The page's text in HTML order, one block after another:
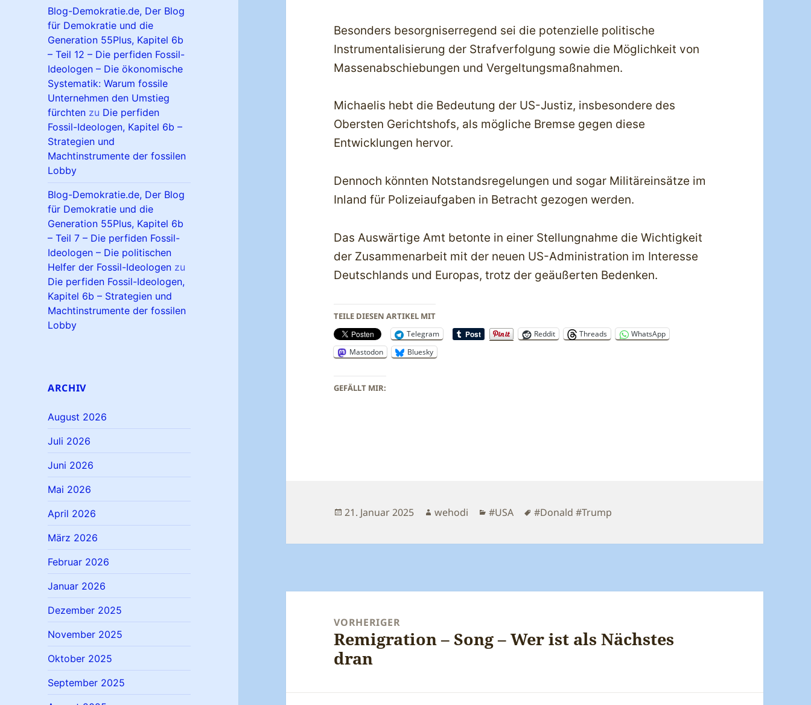
Blog-Demokratie.de, Der Blog
für Demokratie und die
Generation 55Plus, Kapitel 6b
– Teil 12 – Die perfiden Fossil-
Ideologen – Die ökonomische
Systematik: Warum fossile
Unternehmen den Umstieg
fürchten zu Die perfiden
Fossil-Ideologen, Kapitel 6b –
Strategien und
Machtinstrumente der fossilen
Lobby
Blog-Demokratie.de, Der Blog
für Demokratie und die
Generation 55Plus, Kapitel 6b
– Teil 7 – Die perfiden Fossil-
Ideologen – Die politischen
Helfer der Fossil-Ideologen zu
Die perfiden Fossil-Ideologen,
Kapitel 6b – Strategien und
Machtinstrumente der fossilen
Lobby
ARCHIV
August 2026
Juli 2026
Juni 2026
Mai 2026
April 2026
März 2026
Februar 2026
Januar 2026
Dezember 2025
November 2025
Oktober 2025
September 2025
Besonders besorgniserregend sei die potenzielle politische
Instrumentalisierung der Strafverfolgung sowie die Möglichkeit von
Massenabschiebungen und Vergeltungsmaßnahmen.
Michaelis hebt die Bedeutung der US-Justiz, insbesondere des
Obersten Gerichtshofs, als mögliche Bremse gegen diese
Entwicklungen hervor.
Dennoch könnten Notstandsregelungen und sogar Militäreinsätze im
Inland für Polizeiaufgaben in Betracht gezogen werden.
Das Auswärtige Amt betonte in einer Stellungnahme die Wichtigkeit
der Zusammenarbeit mit der neuen US-Administration im Interesse
Deutschlands und Europas, trotz der geäußerten Bedenken.
TEILE DIESEN ARTIKEL MIT
Telegram Reddit Threads
WhatsApp
Mastodon
Bluesky
GEFÄLLT MIR:
Veröffentlicht
21. Januar 2025 Autor
wehodi Kategorien
#USA Schlagwörter
#Donald #Trump
VORHERIGER
Vorheriger
Beitrag:
Remigration – Song – Wer ist als Nächstes
dran